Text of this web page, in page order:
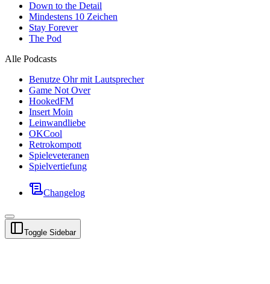
Down to the Detail
Mindestens 10 Zeichen
Stay Forever
The Pod
Alle Podcasts
Benutze Ohr mit Lautsprecher
Game Not Over
HookedFM
Insert Moin
Leinwandliebe
OKCool
Retrokompott
Spieleveteranen
Spielvertiefung
Changelog
Toggle Sidebar